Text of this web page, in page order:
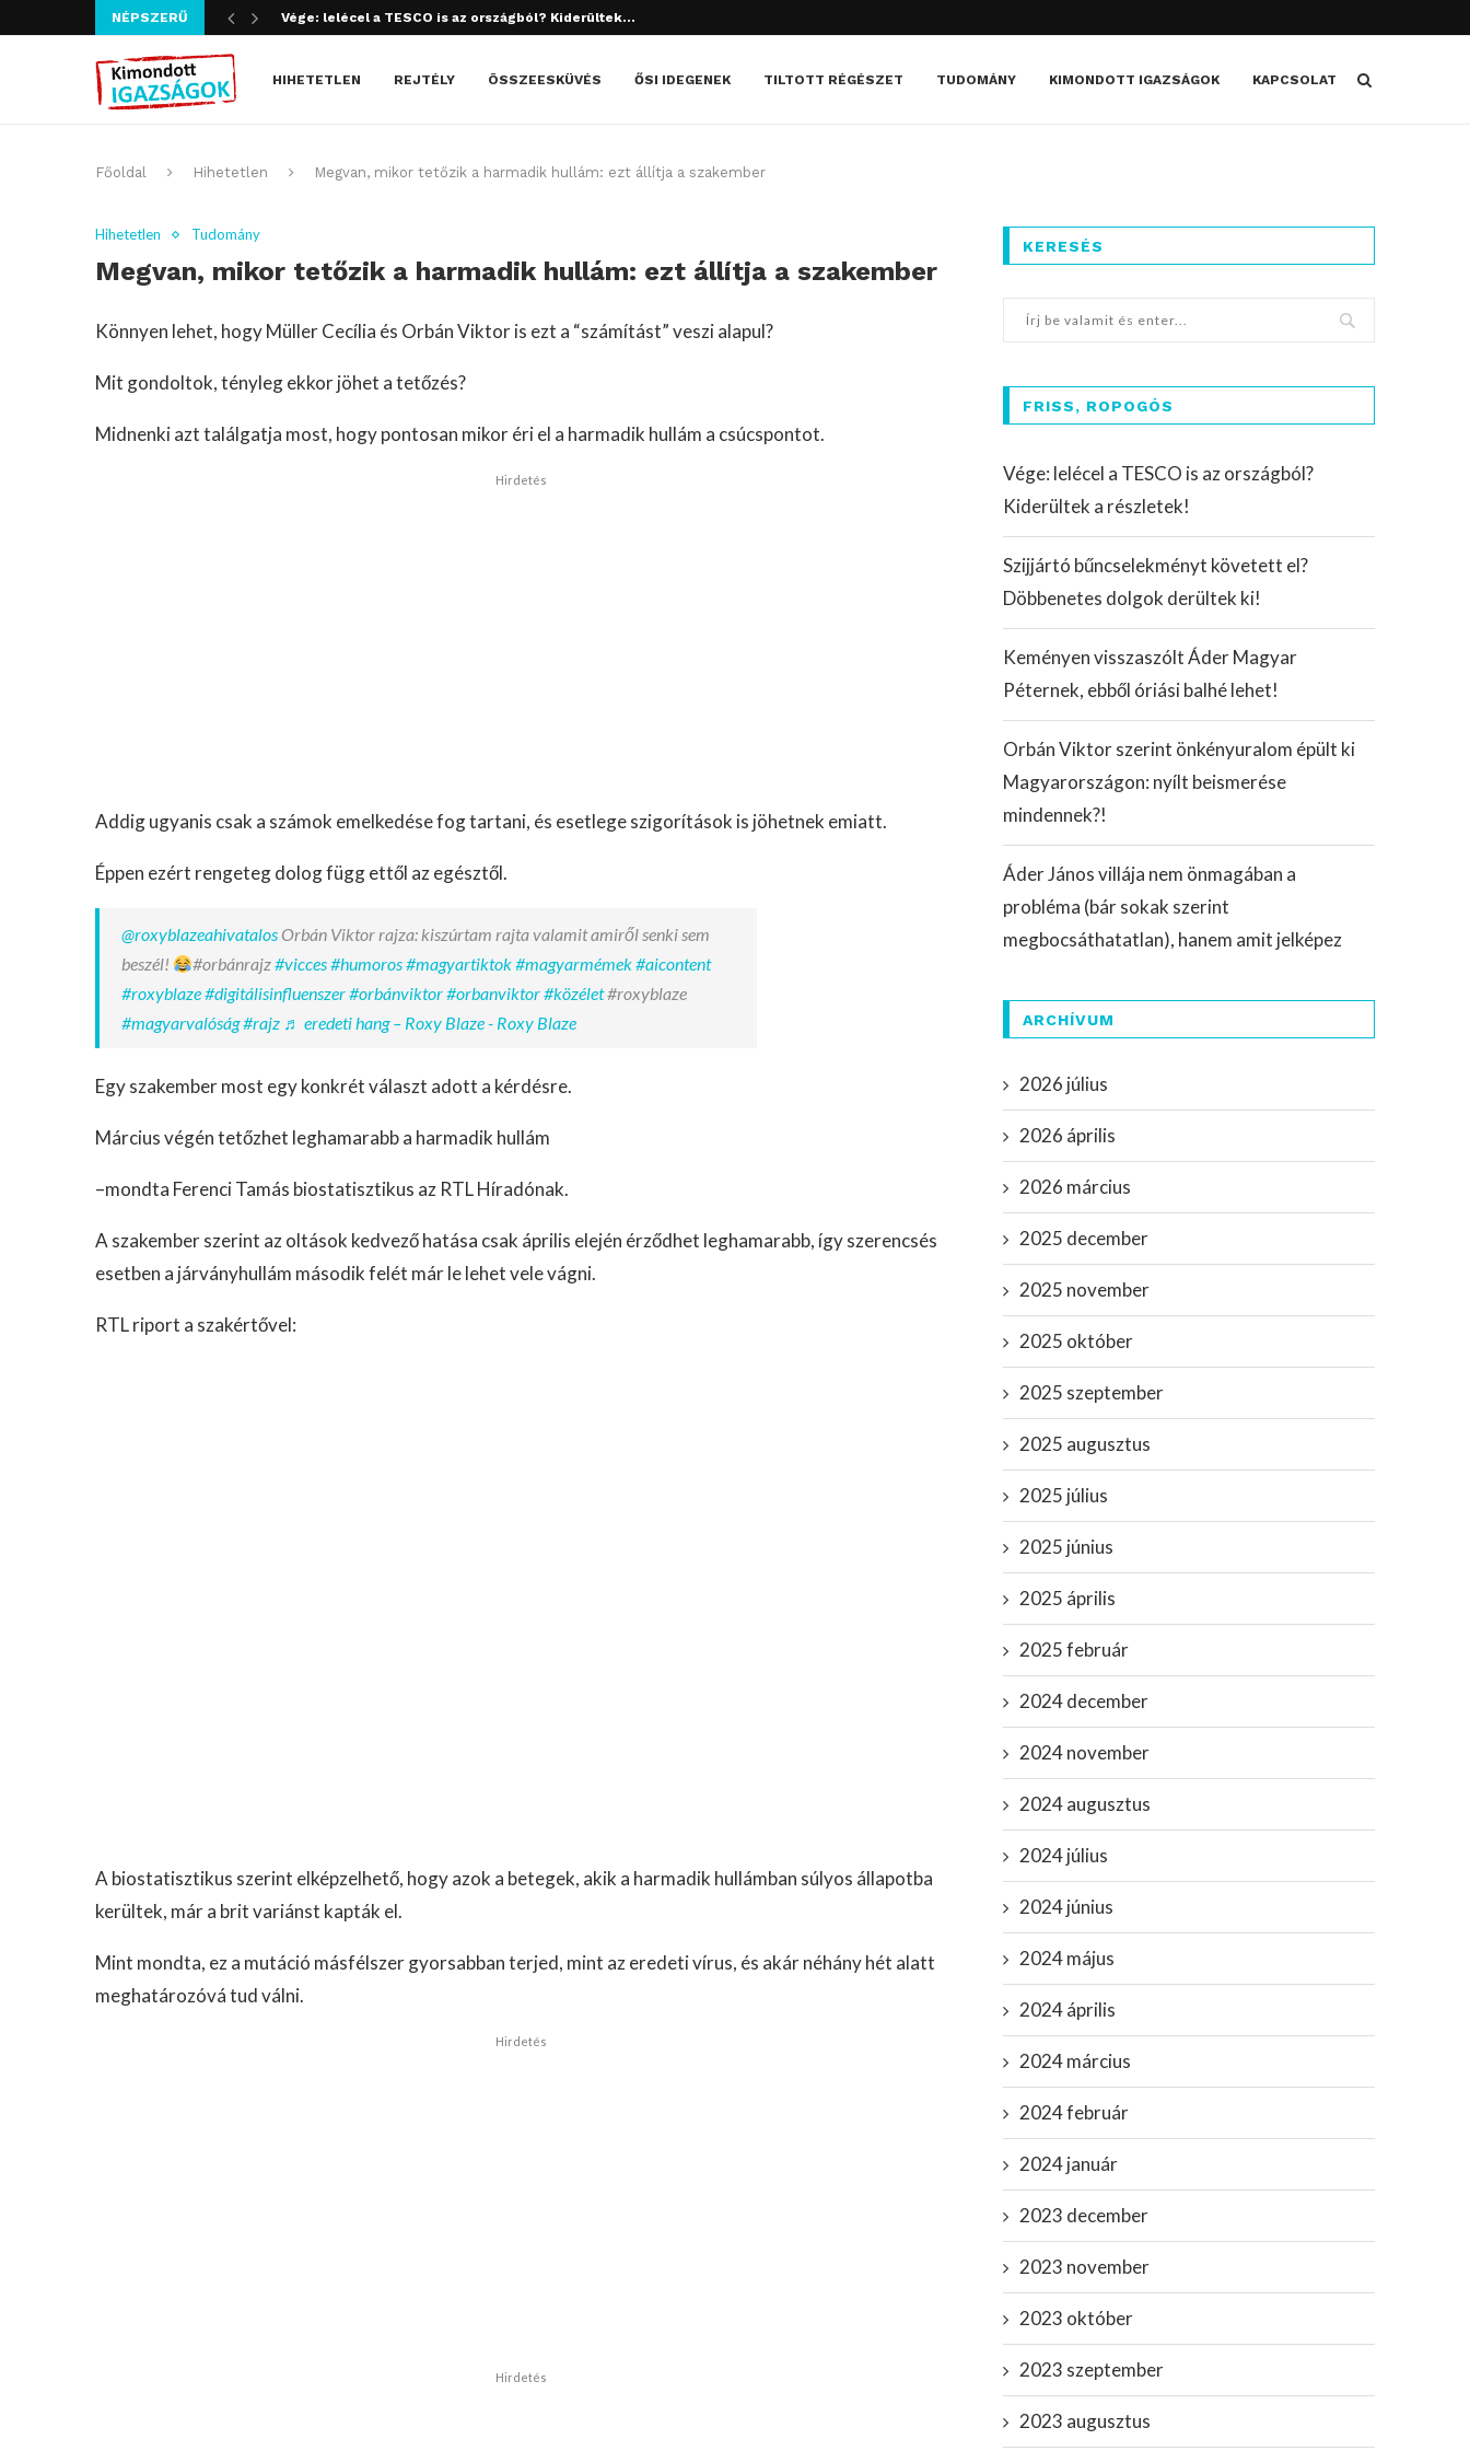
NÉPSZERŰ Szijjártó bűncselekményt követett el? Döbbenetes dolgok derültek ki!
HIHETETLEN REJTÉLY ÖSSZEESKÜVÉS ŐSI IDEGENEK TILTOTT RÉGÉSZET TUDOMÁNY KIMONDOTT IGAZSÁGOK KAPCSOLAT
Főoldal Hihetetlen Megvan, mikor tetőzik a harmadik hullám: ezt állítja a szakember
Hihetetlen Tudomány
Megvan, mikor tetőzik a harmadik hullám: ezt állítja a szakember
Könnyen lehet, hogy Müller Cecília és Orbán Viktor is ezt a “számítást” veszi alapul?
Mit gondoltok, tényleg ekkor jöhet a tetőzés?
Midnenki azt találgatja most, hogy pontosan mikor éri el a harmadik hullám a csúcspontot.
Hirdetés
Addig ugyanis csak a számok emelkedése fog tartani, és esetlege szigorítások is jöhetnek emiatt.
Éppen ezért rengeteg dolog függ ettől az egésztől.
@roxyblazeahivatalos Orbán Viktor rajza: kiszúrtam rajta valamit amiről senki sem
beszél!
#orbánrajz#vicces#humoros#magyartiktok#magyarmémek#aicontent
#roxyblaze#digitálisinfluenszer#orbánviktor#orbanviktor#közélet#roxyblaze
#magyarvalóság#rajz ♬ eredeti hang – Roxy Blaze - Roxy Blaze
Egy szakember most egy konkrét választ adott a kérdésre.
Március végén tetőzhet leghamarabb a harmadik hullám
–mondta Ferenci Tamás biostatisztikus az RTL Híradónak.
A szakember szerint az oltások kedvező hatása csak április elején érződhet leghamarabb, így szerencsés
esetben a járványhullám második felét már le lehet vele vágni.
RTL riport a szakértővel:
A biostatisztikus szerint elképzelhető, hogy azok a betegek, akik a harmadik hullámban súlyos állapotba
kerültek, már a brit variánst kapták el.
Mint mondta, ez a mutáció másfélszer gyorsabban terjed, mint az eredeti vírus, és akár néhány hét alatt
meghatározóvá tud válni.
Hirdetés
Hirdetés
KERESÉS
FRISS, ROPOGÓS
Vége: lelécel a TESCO is az országból?
Kiderültek a részletek!
Szijjártó bűncselekményt követett el?
Döbbenetes dolgok derültek ki!
Keményen visszaszólt Áder Magyar
Péternek, ebből óriási balhé lehet!
Orbán Viktor szerint önkényuralom épült ki
Magyarországon: nyílt beismerése
mindennek?!
Áder János villája nem önmagában a
probléma (bár sokak szerint
megbocsáthatatlan), hanem amit jelképez
ARCHÍVUM
2026 július
2026 április
2026 március
2025 december
2025 november
2025 október
2025 szeptember
2025 augusztus
2025 július
2025 június
2025 április
2025 február
2024 december
2024 november
2024 augusztus
2024 július
2024 június
2024 május
2024 április
2024 március
2024 február
2024 január
2023 december
2023 november
2023 október
2023 szeptember
2023 augusztus